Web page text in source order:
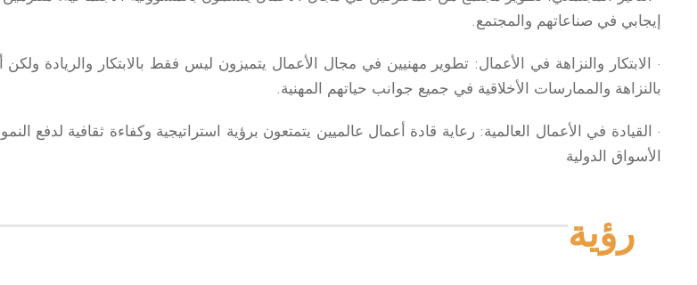
إيجابي في صناعاتهم والمجتمع.
· الابتكار والنزاهة في الأعمال: تطوير مهنيين في مجال الأعمال يتميزون ليس فقط بالابتكار والريادة ولكن
بالنزاهة والممارسات الأخلاقية في جميع جوانب حياتهم المهنية.
· القيادة في الأعمال العالمية: رعاية قادة أعمال عالميين يتمتعون برؤية استراتيجية وكفاءة ثقافية لدفع
الأسواق الدولية
رؤية